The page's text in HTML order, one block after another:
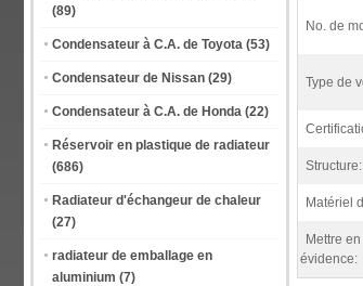
(89)
Condensateur à C.A. de Toyota (53)
Condensateur de Nissan (29)
Condensateur à C.A. de Honda (22)
Réservoir en plastique de radiateur
(686)
Radiateur d'échangeur de chaleur
(27)
radiateur de emballage en
aluminium (7)
No. de
Type de
Matériel
Mettre en
évidence: